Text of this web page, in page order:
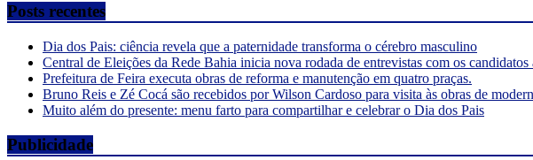
Posts recentes
Dia dos Pais: ciência revela que a paternidade transforma o cérebro masculino
Central de Eleições da Rede Bahia inicia nova rodada de entrevistas com os
Prefeitura de Feira executa obras de reforma e manutenção em quatro praças.
Bruno Reis e Zé Cocá são recebidos por Wilson Cardoso para visita às obras de
Muito além do presente: menu farto para compartilhar e celebrar o Dia dos Pais
Publicidade